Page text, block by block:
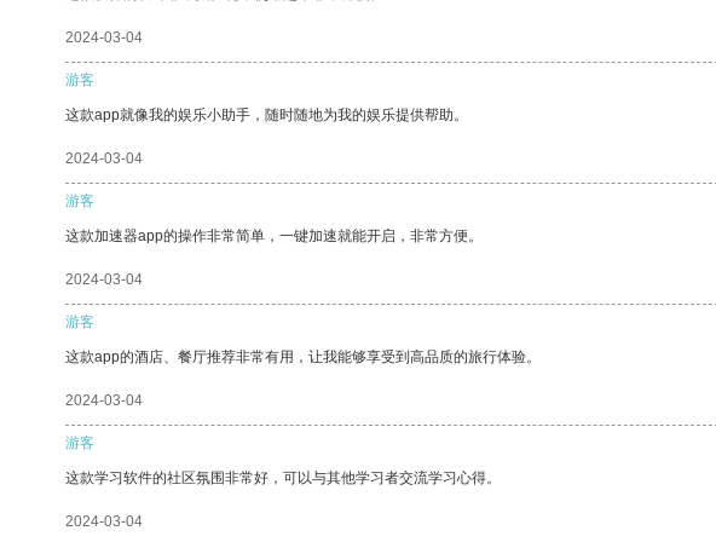
2024-03-04
游客
这款app就像我的娱乐小助手，随时随地为我的娱乐提供帮助。
2024-03-04
游客
这款加速器app的操作非常简单，一键加速就能开启，非常方便。
2024-03-04
游客
这款app的酒店、餐厅推荐非常有用，让我能够享受到高品质的旅行体验。
2024-03-04
游客
这款学习软件的社区氛围非常好，可以与其他学习者交流学习心得。
2024-03-04